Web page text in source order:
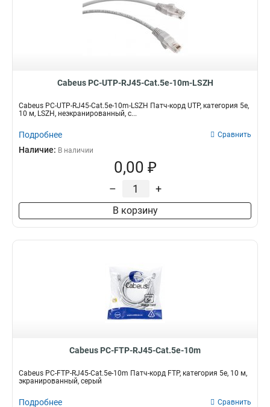
Cabeus PC-UTP-RJ45-Cat.5e-10m-LSZH
Cabeus PC-UTP-RJ45-Cat.5e-10m-LSZH Патч-корд UTP, категория 5e,
10 м, LSZH, неэкранированный, с...
Подробнее Сравнить
Наличие: В наличии
0,00 ₽
– +
В корзину
Cabeus PC-FTP-RJ45-Cat.5e-10m
Cabeus PC-FTP-RJ45-Cat.5e-10m Патч-корд FTP, категория 5е, 10 м,
экранированный, серый
Подробнее Сравнить